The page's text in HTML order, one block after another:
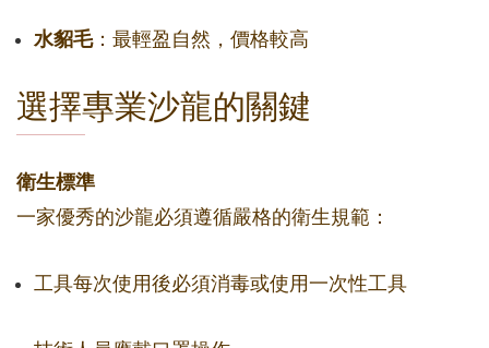
水貂毛：最輕盈自然，價格較高
選擇專業沙龍的關鍵
衛生標準
一家優秀的沙龍必須遵循嚴格的衛生規範：
工具每次使用後必須消毒或使用一次性工具